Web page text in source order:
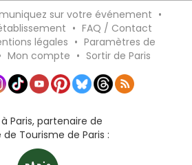
sur votre événement •
• FAQ / Contact
légales • Paramètres de
Mon compte • Sortir de Paris
Paris, partenaire de
Tourisme de Paris :